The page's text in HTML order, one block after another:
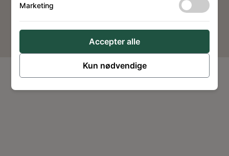
Website byDimension Design
Marketing
Kun nødvendige
Accepter alle